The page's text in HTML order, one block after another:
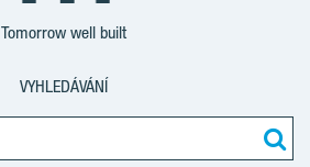
Tomorrow well built
VYHLEDÁVÁNÍ